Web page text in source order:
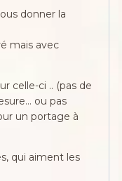
donner la
mais avec
celle-ci .. (pas de
ou pas
un portage à
qui aiment les